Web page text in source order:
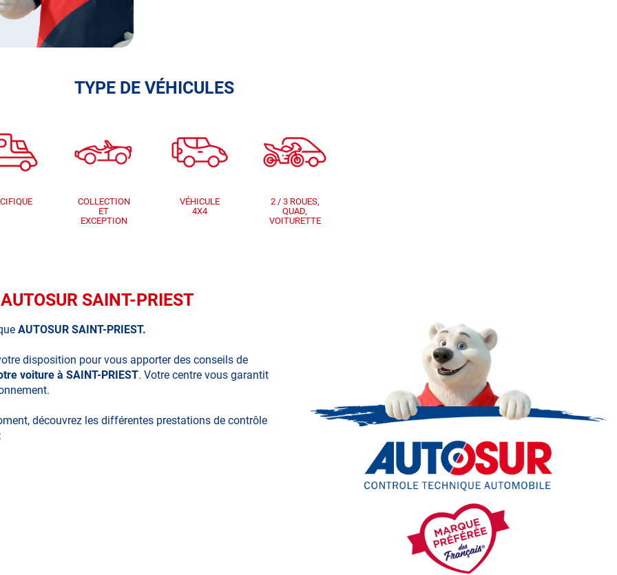
TYPE DE VÉHICULES
COLLECTION
ET
EXCEPTION
VÉHICULE
4X4
2 / 3 ROUES,
QUAD,
VOITURETTE
SAINT-PRIEST
AUTOSUR SAINT-PRIEST.
disposition pour vous apporter des conseils de
voiture à SAINT-PRIEST. Votre centre vous garantit
découvrez les différentes prestations de contrôle
: